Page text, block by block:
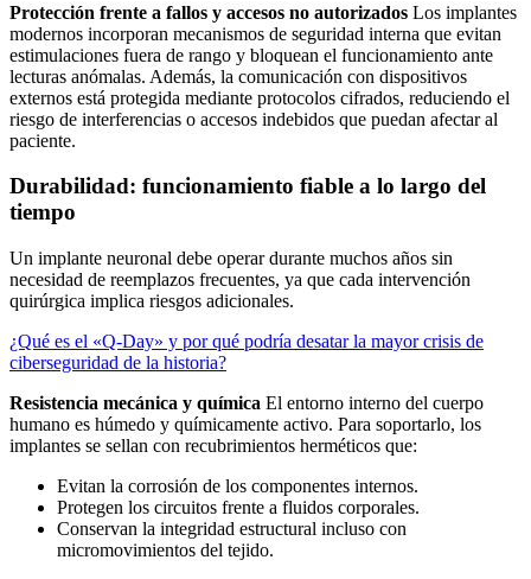
Protección frente a fallos y accesos no autorizados Los implantes
modernos incorporan mecanismos de seguridad interna que evitan
estimulaciones fuera de rango y bloquean el funcionamiento ante
lecturas anómalas. Además, la comunicación con dispositivos
externos está protegida mediante protocolos cifrados, reduciendo el
riesgo de interferencias o accesos indebidos que puedan afectar al
paciente.
Durabilidad: funcionamiento fiable a lo largo del
tiempo
Un implante neuronal debe operar durante muchos años sin
necesidad de reemplazos frecuentes, ya que cada intervención
quirúrgica implica riesgos adicionales.
¿Qué es el «Q-Day» y por qué podría desatar la mayor crisis de
ciberseguridad de la historia?
Resistencia mecánica y química El entorno interno del cuerpo
humano es húmedo y químicamente activo. Para soportarlo, los
implantes se sellan con recubrimientos herméticos que:
Evitan la corrosión de los componentes internos.
Protegen los circuitos frente a fluidos corporales.
Conservan la integridad estructural incluso con
micromovimientos del tejido.